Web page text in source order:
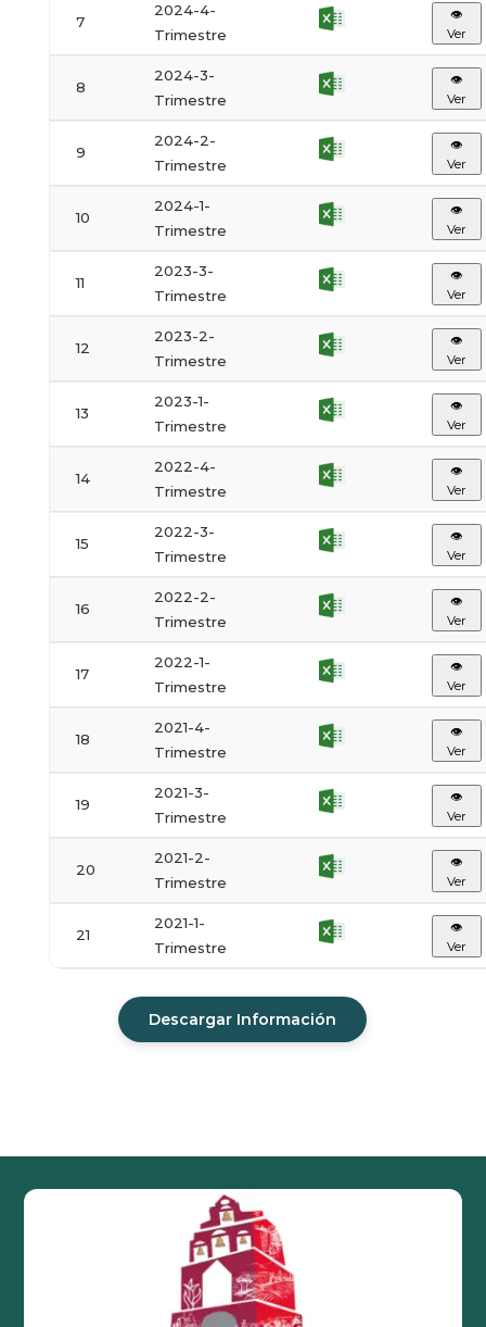
7
2024-4-
Trimestre
👁
Ver
8
2024-3-
Trimestre
👁
Ver
9
2024-2-
Trimestre
👁
Ver
10
2024-1-
Trimestre
👁
Ver
11
2023-3-
Trimestre
👁
Ver
12
2023-2-
Trimestre
👁
Ver
13
2023-1-
Trimestre
👁
Ver
14
2022-4-
Trimestre
👁
Ver
15
2022-3-
Trimestre
👁
Ver
16
2022-2-
Trimestre
👁
Ver
17
2022-1-
Trimestre
👁
Ver
18
2021-4-
Trimestre
👁
Ver
19
2021-3-
Trimestre
👁
Ver
20
2021-2-
Trimestre
👁
Ver
21
2021-1-
Trimestre
👁
Ver
Descargar Información